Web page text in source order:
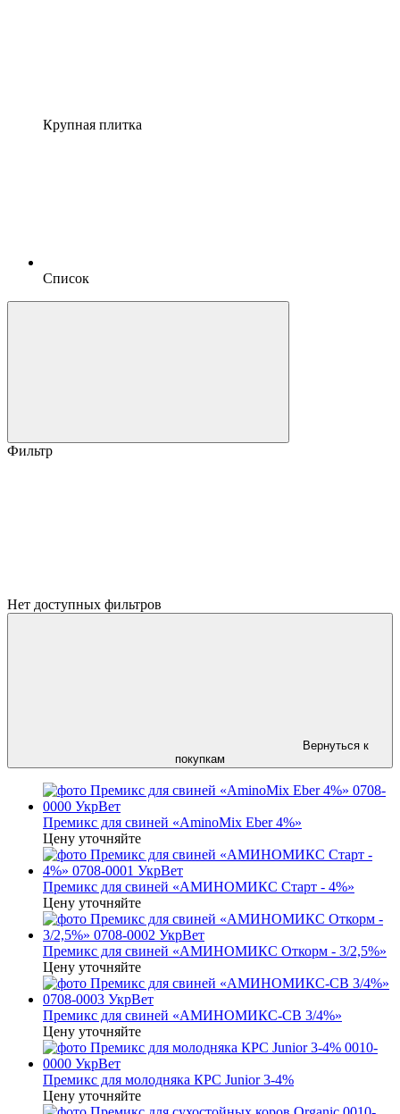
Крупная плитка
Список
Фильтр
Нет доступных фильтров
Вернуться к
покупкам
Премикс для свиней «AminoMix Eber 4%»
Цену уточняйте
Премикс для свиней «АМИНОМИКС Старт - 4%»
Цену уточняйте
Премикс для свиней «АМИНОМИКС Откорм - 3/2,5%»
Цену уточняйте
Премикс для свиней «АМИНОМИКС-СВ 3/4%»
Цену уточняйте
Премикс для молодняка КРС Junior 3-4%
Цену уточняйте